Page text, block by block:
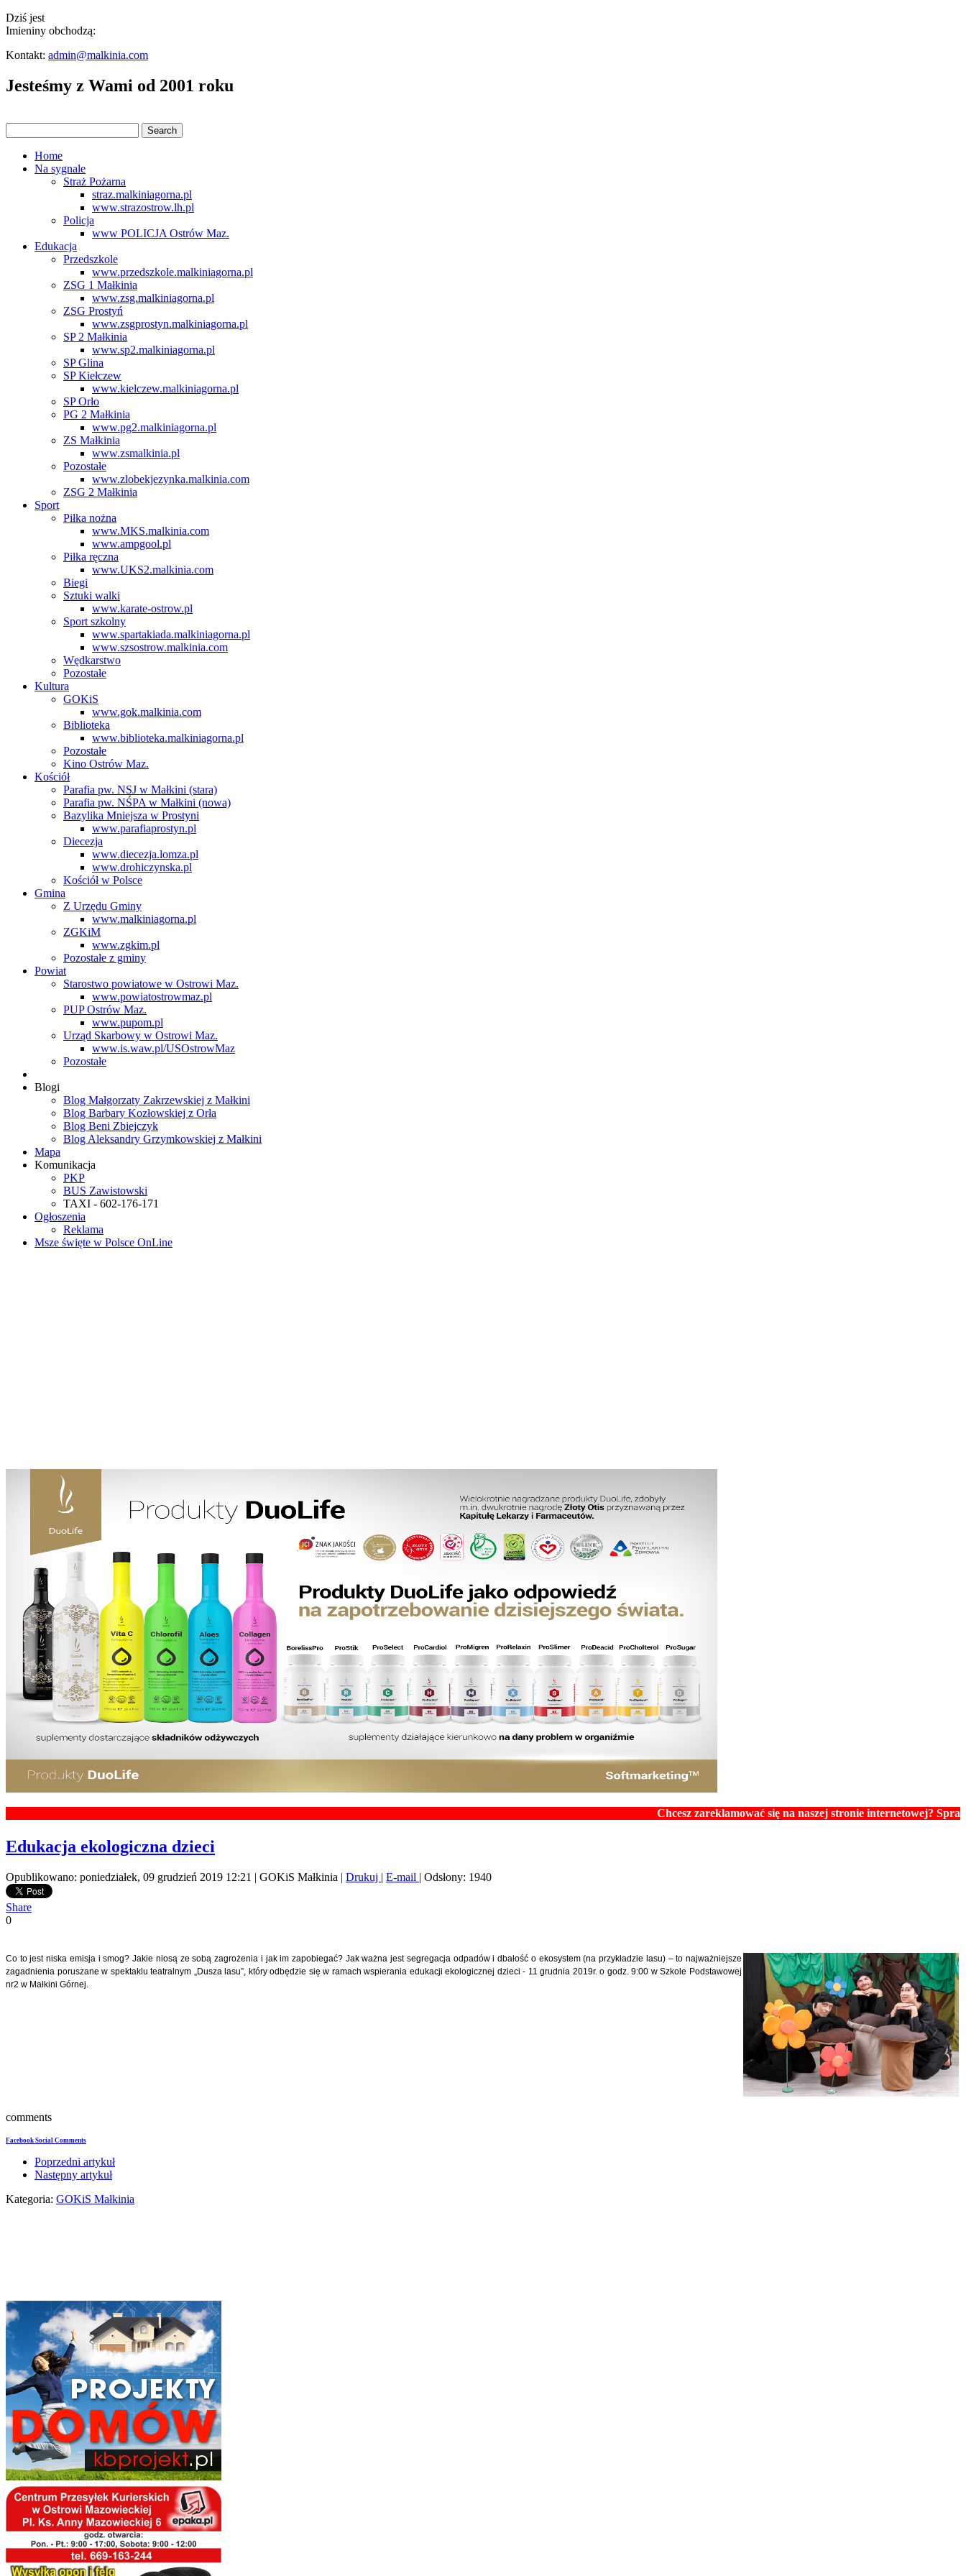
Dziś jest
Imieniny obchodzą:
Kontakt: admin@malkinia.com
Jesteśmy z Wami od 2001 roku
Home
Na sygnale
Straż Pożarna
straz.malkiniagorna.pl
www.strazostrow.lh.pl
Policja
www POLICJA Ostrów Maz.
Edukacja
Przedszkole
www.przedszkole.malkiniagorna.pl
ZSG 1 Małkinia
www.zsg.malkiniagorna.pl
ZSG Prostyń
www.zsgprostyn.malkiniagorna.pl
SP 2 Małkinia
www.sp2.malkiniagorna.pl
SP Glina
SP Kiełczew
www.kielczew.malkiniagorna.pl
SP Orło
PG 2 Małkinia
www.pg2.malkiniagorna.pl
ZS Małkinia
www.zsmalkinia.pl
Pozostałe
www.zlobekjezynka.malkinia.com
ZSG 2 Małkinia
Sport
Piłka nożna
www.MKS.malkinia.com
www.ampgool.pl
Piłka ręczna
www.UKS2.malkinia.com
Biegi
Sztuki walki
www.karate-ostrow.pl
Sport szkolny
www.spartakiada.malkiniagorna.pl
www.szsostrow.malkinia.com
Wędkarstwo
Pozostałe
Kultura
GOKiS
www.gok.malkinia.com
Biblioteka
www.biblioteka.malkiniagorna.pl
Pozostałe
Kino Ostrów Maz.
Kościół
Parafia pw. NSJ w Małkini (stara)
Parafia pw. NŚPA w Małkini (nowa)
Bazylika Mniejsza w Prostyni
www.parafiaprostyn.pl
Diecezja
www.diecezja.lomza.pl
www.drohiczynska.pl
Kościół w Polsce
Gmina
Z Urzędu Gminy
www.malkiniagorna.pl
ZGKiM
www.zgkim.pl
Pozostałe z gminy
Powiat
Starostwo powiatowe w Ostrowi Maz.
www.powiatostrowmaz.pl
PUP Ostrów Maz.
www.pupom.pl
Urząd Skarbowy w Ostrowi Maz.
www.is.waw.pl/USOstrowMaz
Pozostałe
Blogi
Blog Małgorzaty Zakrzewskiej z Małkini
Blog Barbary Kozłowskiej z Orła
Blog Beni Zbiejczyk
Blog Aleksandry Grzymkowskiej z Małkini
Mapa
Komunikacja
PKP
BUS Zawistowski
TAXI - 602-176-171
Ogłoszenia
Reklama
Msze święte w Polsce OnLine
Chcesz zareklamować się na naszej stronie internetowej? Sprawdź ceny
Edukacja ekologiczna dzieci
Opublikowano: poniedziałek, 09 grudzień 2019 12:21 | GOKiS Małkinia | Drukuj | E-mail | Odsłony: 1940
Share
0
Co to jest niska emisja i smog? Jakie niosą ze sobą zagrożenia i jak im zapobiegać? Jak ważna jest segregacja odpadów i dbałość o ekosystem (na przykładzie lasu) – to najważniejsze
zagadnienia poruszane w spektaklu teatralnym „Dusza lasu”, który odbędzie się w ramach wspierania edukacji ekologicznej dzieci - 11 grudnia 2019r. o godz. 9:00 w Szkole Podstawowej
nr2 w Małkini Górnej.
comments
Facebook Social Comments
Poprzedni artykuł
Następny artykuł
Kategoria: GOKiS Małkinia